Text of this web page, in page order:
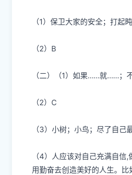
（1）保卫大家的安全；打起
（2）B
（二） （1）如果……就……
（2）C
（3）小树；小鸟；尽了自己
（4）人应该对自己充满自信
用勤奋去创造美好的人生。比